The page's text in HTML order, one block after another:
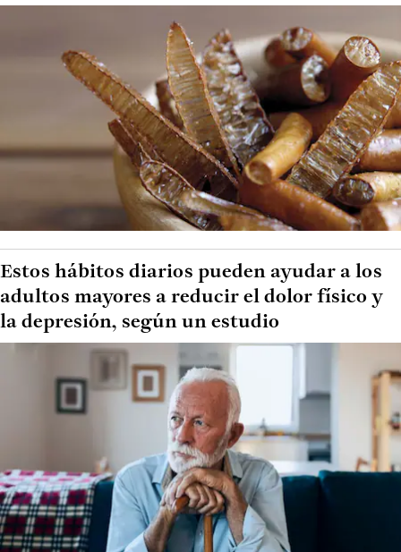
Estos hábitos diarios pueden ayudar a los
adultos mayores a reducir el dolor físico y
la depresión, según un estudio